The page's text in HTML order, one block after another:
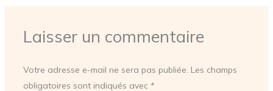
Laisser un commentaire
Votre adresse e-mail ne sera pas publiée. Les champs
obligatoires sont indiqués avec *